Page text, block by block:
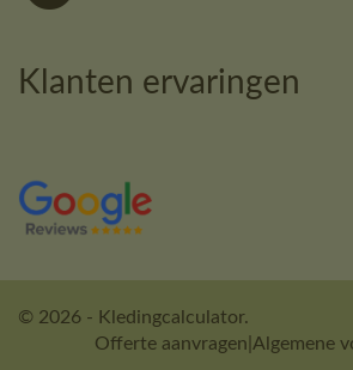
Klanten ervaringen
© 2026 - Kledingcalculator.
Offerte aanvragen Algemene